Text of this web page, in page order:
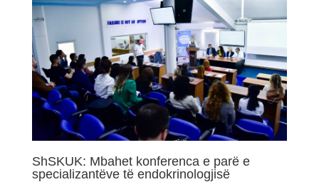
ShSKUK: Mbahet konferenca e parë e
specializantëve të endokrinologjisë